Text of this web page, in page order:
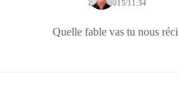
16/09/2015/11:34
Quelle fable vas tu nous